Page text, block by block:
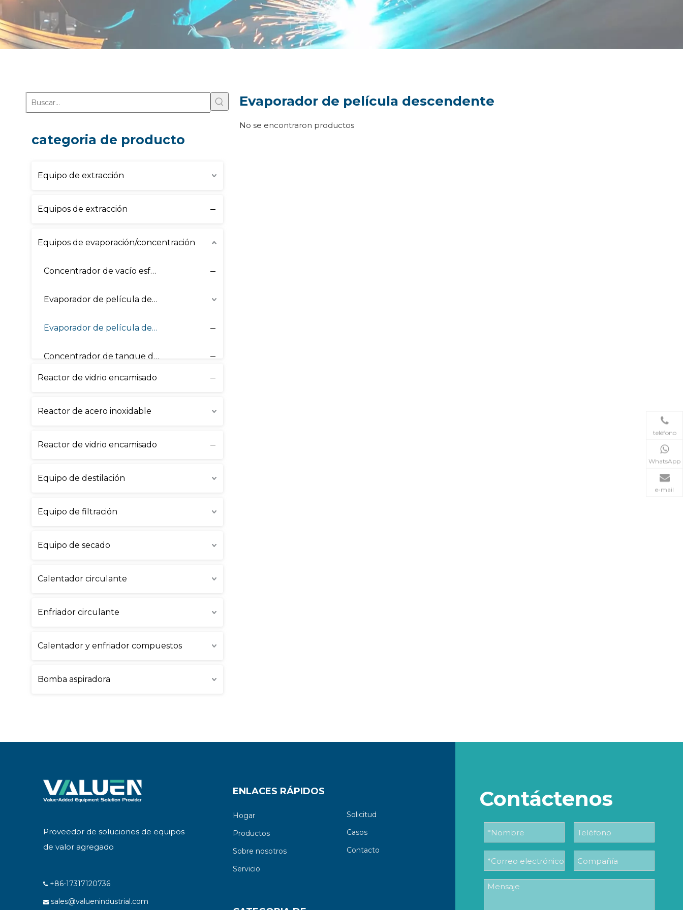
categoria de producto
Equipo de extracción
Equipos de extracción
Equipos de evaporación/concentración
Concentrador de vacío esférico
Evaporador de película delgada
Evaporador de película descendente
Concentrador de tanque de vacío
Reactor de vidrio encamisado
Reactor de acero inoxidable
Reactor de vidrio encamisado
Equipo de destilación
Equipo de filtración
Equipo de secado
Calentador circulante
Enfriador circulante
Calentador y enfriador compuestos
Bomba aspiradora
Evaporador de película descendente
No se encontraron productos
teléfono
WhatsApp
e-mail
Proveedor de soluciones de equipos
de valor agregado
 +86-17317120736
 sales@valuenindustrial.com
ENLACES RÁPIDOS
Hogar
Productos
Sobre nosotros
Servicio
Solicitud
Casos
Contacto
Contáctenos